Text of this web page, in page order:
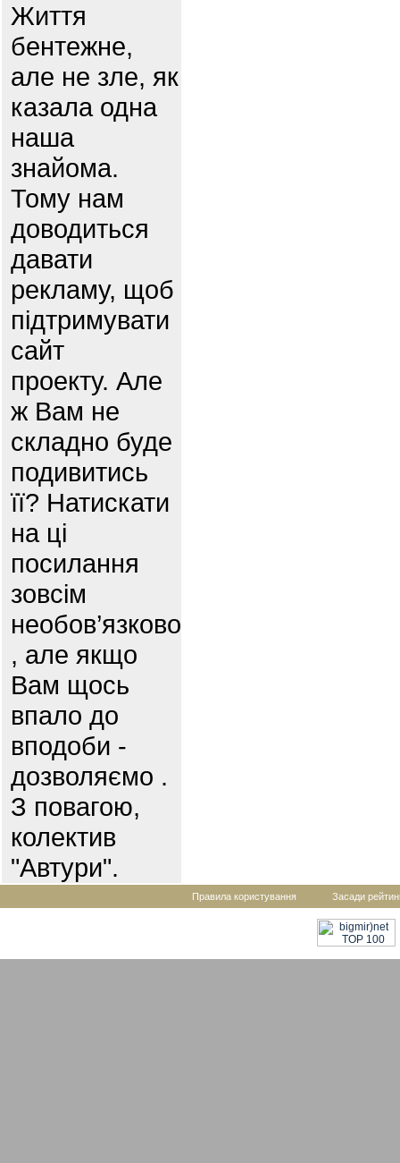
Життя
бентежне,
але не зле, як
казала одна
наша
знайома.
Тому нам
доводиться
давати
рекламу, щоб
підтримувати
сайт
проекту. Але
ж Вам не
складно буде
подивитись
її? Натискати
на ці
посилання
зовсім
необов’язково
, але якщо
Вам щось
впало до
вподоби -
дозволяємо .
З повагою,
колектив
"Автури".
Правила користування Засади